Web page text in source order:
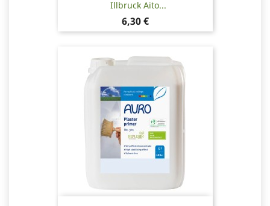
Illbruck Aito...
Hinta
6,30 €